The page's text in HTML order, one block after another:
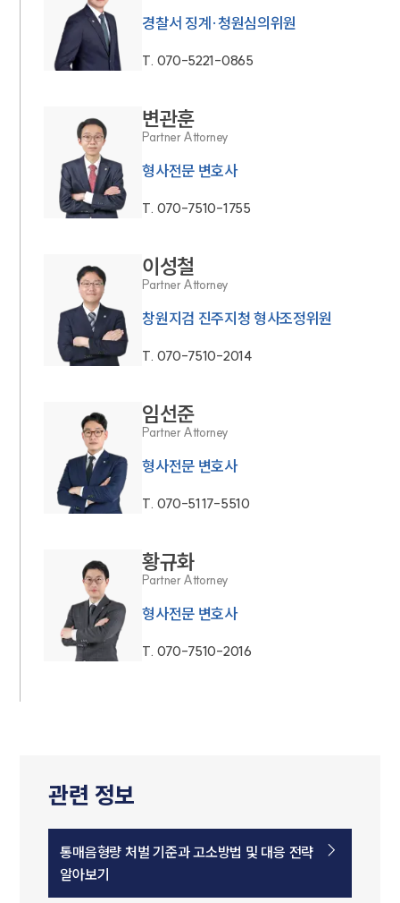
경찰서 징계·청원심의위원
T. 070-5221-0865
변관훈
Partner Attorney
형사전문 변호사
T. 070-7510-1755
이성철
Partner Attorney
창원지검 진주지청 형사조정위원
T. 070-7510-2014
임선준
Partner Attorney
형사전문 변호사
T. 070-5117-5510
황규화
Partner Attorney
형사전문 변호사
T. 070-7510-2016
관련 정보
통매음형량 처벌 기준과 고소방법 및 대응 전략
알아보기